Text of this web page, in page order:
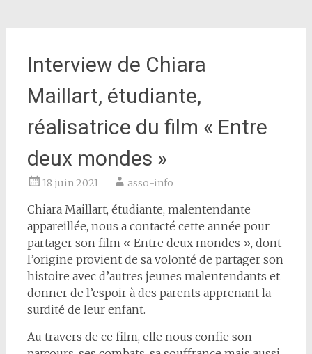
Interview de Chiara
Maillart, étudiante,
réalisatrice du film « Entre
deux mondes »
18 juin 2021 asso-info
Chiara Maillart, étudiante, malentendante
appareillée, nous a contacté cette année pour
partager son film « Entre deux mondes », dont
l’origine provient de sa volonté de partager son
histoire avec d’autres jeunes malentendants et
donner de l’espoir à des parents apprenant la
surdité de leur enfant.
Au travers de ce film, elle nous confie son